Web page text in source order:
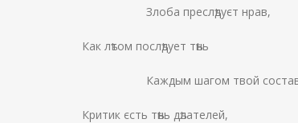
Злоба преслѣдуєт нрав,
Как лѣтом послѣдует тѣнь
Каждым шагом твой
Критик єсть тѣнь дѣлателей,